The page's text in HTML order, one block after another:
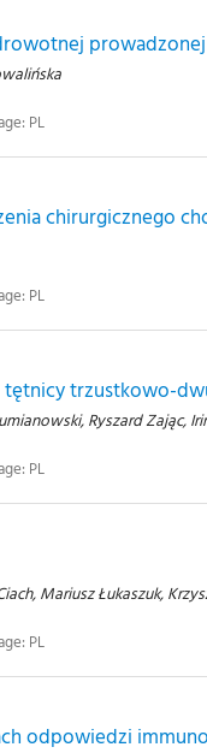
PL
chirurgicznego
PL
trzustkowo-
Ryszard Zając,
PL
Mariusz Łukaszuk,
PL
odpowiedzi